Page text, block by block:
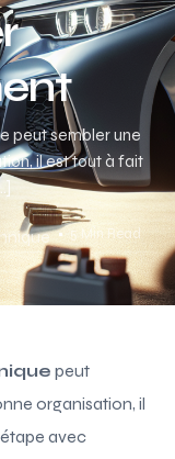
peut sembler une
il est tout à fait
5 Min Read
peut
organisation, il
avec